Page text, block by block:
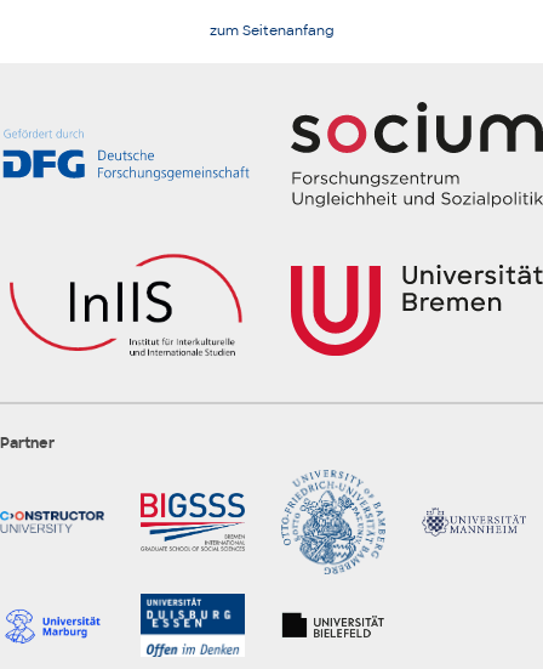
zum Seitenanfang
Partner